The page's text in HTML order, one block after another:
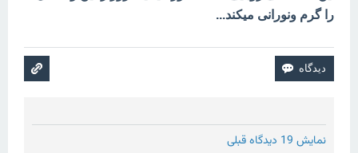
را گرم ونورانی میکند...
نمایش 19 دیدگاه قبلی